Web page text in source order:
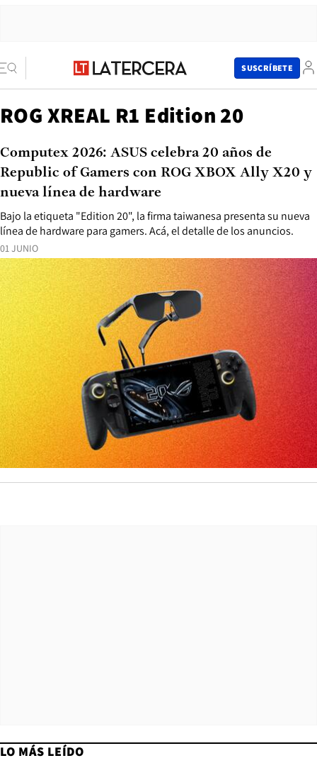
SUSCRÍBETE
ROG XREAL R1 Edition 20
01 JUNIO
Bajo la etiqueta "Edition 20", la firma taiwanesa presenta su nueva
línea de hardware para gamers. Acá, el detalle de los anuncios.
Computex 2026: ASUS celebra 20 años de
Republic of Gamers con ROG XBOX Ally X20 y
nueva línea de hardware
LO MÁS LEÍDO